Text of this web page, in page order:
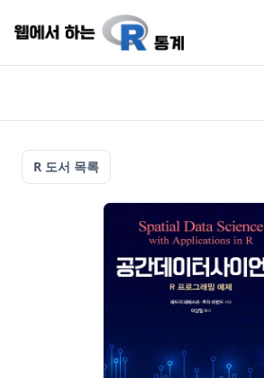
R 도서 목록